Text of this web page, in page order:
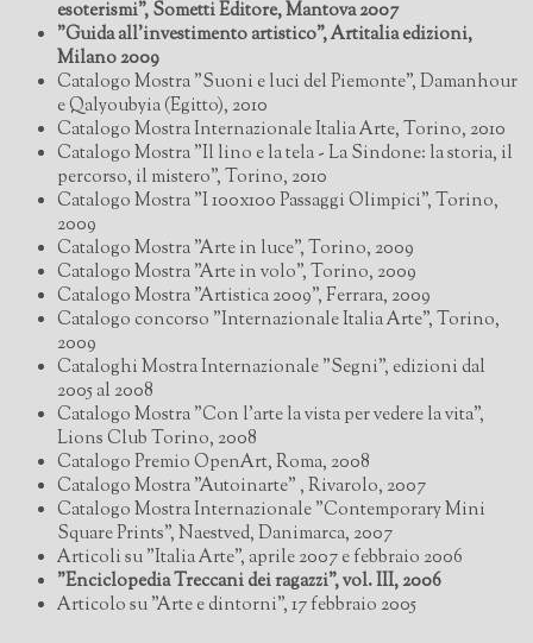
esoterismi", Sometti Editore, Mantova 2007
"Guida all'investimento artistico", Artitalia edizioni,
Milano 2009
Catalogo Mostra "Suoni e luci del Piemonte", Damanhour
e Qalyoubyia (Egitto), 2010
Catalogo Mostra Internazionale Italia Arte, Torino, 2010
Catalogo Mostra "Il lino e la tela - La Sindone: la storia, il
percorso, il mistero", Torino, 2010
Catalogo Mostra "I 100x100 Passaggi Olimpici", Torino,
2009
Catalogo Mostra "Arte in luce", Torino, 2009
Catalogo Mostra "Arte in volo", Torino, 2009
Catalogo Mostra "Artistica 2009", Ferrara, 2009
Catalogo concorso "Internazionale Italia Arte", Torino,
2009
Cataloghi Mostra Internazionale "Segni", edizioni dal
2005 al 2008
Catalogo Mostra "Con l'arte la vista per vedere la vita",
Lions Club Torino, 2008
Catalogo Premio OpenArt, Roma, 2008
Catalogo Mostra "Autoinarte" , Rivarolo, 2007
Catalogo Mostra Internazionale "Contemporary Mini
Square Prints", Naestved, Danimarca, 2007
Articoli su "Italia Arte", aprile 2007 e febbraio 2006
"Enciclopedia Treccani dei ragazzi", vol. III, 2006
Articolo su"Arte e dintorni", 17 febbraio 2005